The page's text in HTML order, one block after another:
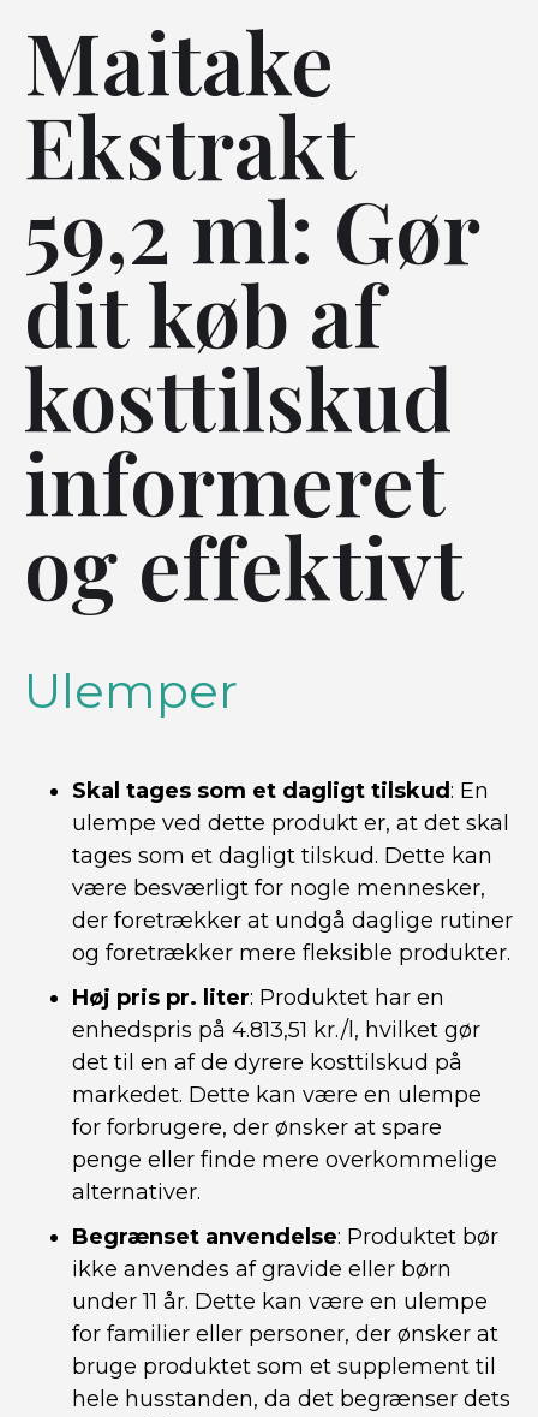
Maitake
Ekstrakt
59,2 ml: Gør
dit køb af
kosttilskud
informeret
og effektivt
Ulemper
Skal tages som et dagligt tilskud: En
ulempe ved dette produkt er, at det skal
tages som et dagligt tilskud. Dette kan
være besværligt for nogle mennesker,
der foretrækker at undgå daglige rutiner
og foretrækker mere fleksible produkter.
Høj pris pr. liter: Produktet har en
enhedspris på 4.813,51 kr./l, hvilket gør
det til en af de dyrere kosttilskud på
markedet. Dette kan være en ulempe
for forbrugere, der ønsker at spare
penge eller finde mere overkommelige
alternativer.
Begrænset anvendelse: Produktet bør
ikke anvendes af gravide eller børn
under 11 år. Dette kan være en ulempe
for familier eller personer, der ønsker at
bruge produktet som et supplement til
hele husstanden, da det begrænser dets